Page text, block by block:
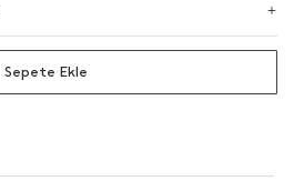
Sepete Ekle